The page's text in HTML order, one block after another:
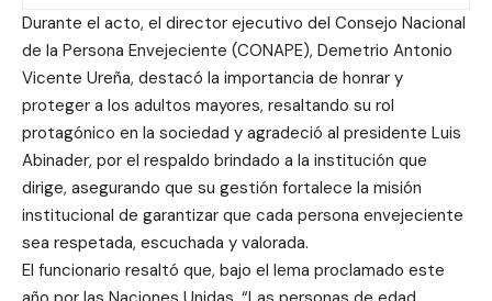
Durante el acto, el director ejecutivo del Consejo Nacional
de la Persona Envejeciente (CONAPE), Demetrio Antonio
Vicente Ureña, destacó la importancia de honrar y
proteger a los adultos mayores, resaltando su rol
protagónico en la sociedad y agradeció al presidente Luis
Abinader, por el respaldo brindado a la institución que
dirige, asegurando que su gestión fortalece la misión
institucional de garantizar que cada persona envejeciente
sea respetada, escuchada y valorada.
El funcionario resaltó que, bajo el lema proclamado este